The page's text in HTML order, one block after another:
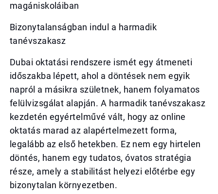
magániskoláiban
Bizonytalanságban indul a harmadik
tanévszakasz
Dubai oktatási rendszere ismét egy átmeneti
időszakba lépett, ahol a döntések nem egyik
napról a másikra születnek, hanem folyamatos
felülvizsgálat alapján. A harmadik tanévszakasz
kezdetén egyértelművé vált, hogy az online
oktatás marad az alapértelmezett forma,
legalább az első hetekben. Ez nem egy hirtelen
döntés, hanem egy tudatos, óvatos stratégia
része, amely a stabilitást helyezi előtérbe egy
bizonytalan környezetben.